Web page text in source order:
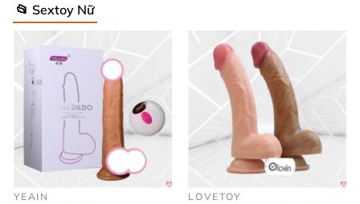
📂 Sextoy Nữ
YEAIN LOVETOY